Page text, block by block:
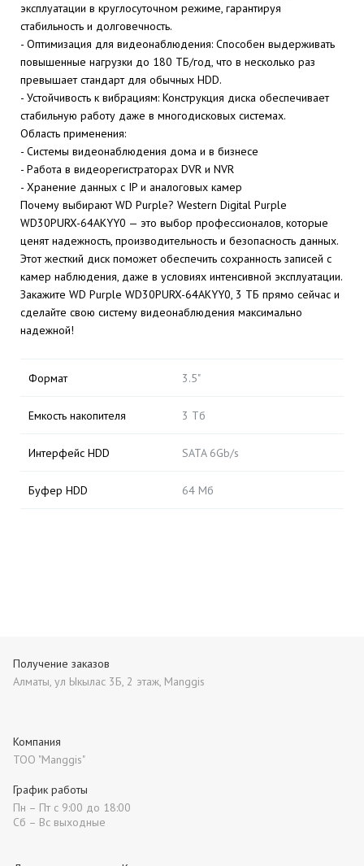
эксплуатации в круглосуточном режиме, гарантируя
стабильность и долговечность.
- Оптимизация для видеонаблюдения: Способен выдерживать
повышенные нагрузки до 180 ТБ/год, что в несколько раз
превышает стандарт для обычных HDD.
- Устойчивость к вибрациям: Конструкция диска обеспечивает
стабильную работу даже в многодисковых системах.
Область применения:
- Системы видеонаблюдения дома и в бизнесе
- Работа в видеорегистраторах DVR и NVR
- Хранение данных с IP и аналоговых камер
Почему выбирают WD Purple? Western Digital Purple
WD30PURX-64AKYY0 — это выбор профессионалов, которые
ценят надежность, производительность и безопасность данных.
Этот жесткий диск поможет обеспечить сохранность записей с
камер наблюдения, даже в условиях интенсивной эксплуатации.
Закажите WD Purple WD30PURX-64AKYY0, 3 ТБ прямо сейчас и
сделайте свою систему видеонаблюдения максимально
надежной!
Формат 3.5"
Емкость накопителя 3 Тб
Интерфейс HDD SATA 6Gb/s
Буфер HDD 64 Мб
Получение заказов
Алматы, ул Ыкылас 3Б, 2 этаж, Manggis
Компания
ТОО "Manggis"
График работы
Пн – Пт с 9:00 до 18:00
Сб – Вс выходные